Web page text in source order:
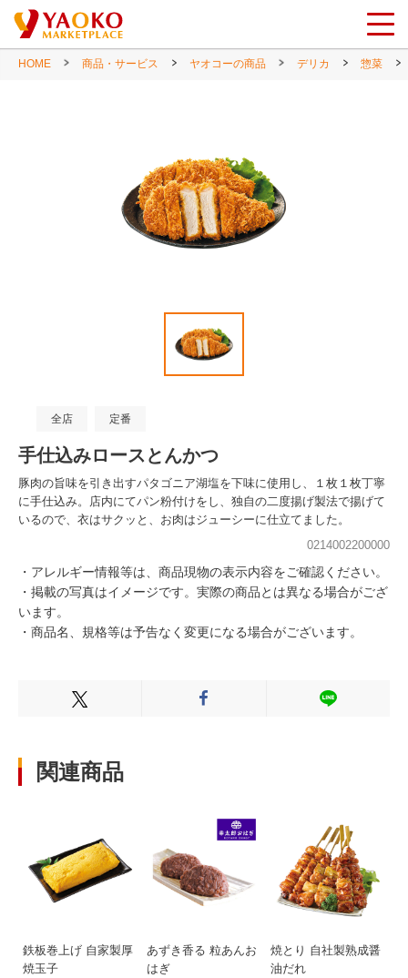
HOME 商品・サービス ヤオコーの商品 デリカ 惣菜
全店 定番
手仕込みロースとんかつ
豚肉の旨味を引き出すパタゴニア湖塩を下味に使用し、１枚１枚丁寧
に手仕込み。店内にてパン粉付けをし、独自の二度揚げ製法で揚げて
いるので、衣はサクッと、お肉はジューシーに仕立てました。
0214002200000
・アレルギー情報等は、商品現物の表示内容をご確認ください。
・掲載の写真はイメージです。実際の商品とは異なる場合がござ
います。
・商品名、規格等は予告なく変更になる場合がございます。
Xでシェアする FacebookでシェアするLINEでシェ
関連商品
鉄板巻上げ 自家製厚
焼玉子
あずき香る 粒あんお
はぎ
焼とり 自社製熟成醤
油だれ